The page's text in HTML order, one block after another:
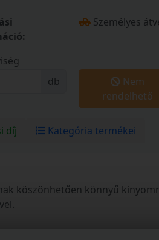
Személyes
db
Nem
rendelhető
díj Kategória termékei
köszönhetően könnyű